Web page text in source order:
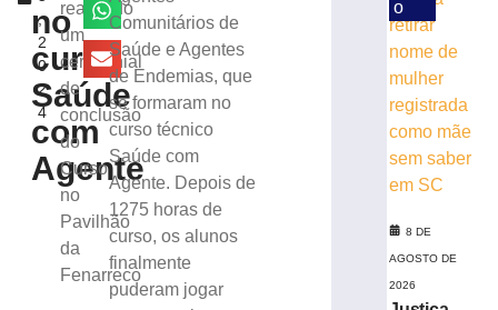
,
2
0
2
4
no
curso
Saúde
com
Agente
realizado
um
cerimonial
de
conclusão
do
Curso
no
Pavilhão
da
Fenarreco
Comunitários de
Saúde e Agentes
de Endemias, que
se formaram no
curso técnico
Saúde com
Agente. Depois de
1275 horas de
curso, os alunos
finalmente
puderam jogar
casos
sarampo;
não
vacinaram
agosto
2026
o
8 DE
AGOSTO DE
2026